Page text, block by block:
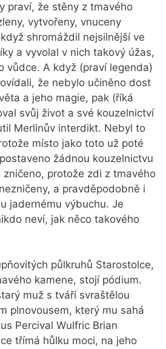
praví, že stěny z tmavého
vytvořeny, vnuceny
shromáždil nejsilnější ve
a vyvolal v nich takový úžas,
vůdce. A když (praví legenda)
že nebylo učiněno dost
a jeho magie, pak (říká
svůj život a své kouzelnictví
Merlinův interdikt. Nebyl to
místo jako toto už poté
žádnou kouzelnictvu
zničeno, protože zdi z tmavého
a pravděpodobně i
jadernému výbuchu. Je
neví, jak něco takového
půlkruhů Starostolce,
kamene, stojí pódium.
muž s tváří svraštělou
plnovousem, který mu sahá
Percival Wulfric Brian
třímá hůlku moci, na jeho